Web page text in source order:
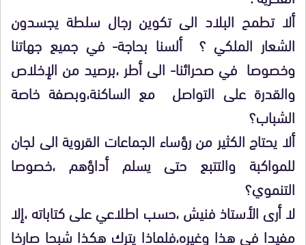
ألا تطمح البلاد الى تكوين رجال سلطة يجسدون
الشعار الملكي ؟ ألسنا بحاجة- في جميع جهاتنا
وخصوصا في صحرائنا- الى أطر ،برصيد من الإخلاص
والقدرة على التواصل مع الساكنة،وبصفة خاصة
الشباب؟
ألا يحتاج الكثير من رؤساء الجماعات القروية الى لجان
للمواكبة والتتبع حتى يسلم أداؤهم ،خصوصا
التنموي؟
لا أرى الأستاذ فنيش ،حسب اطلاعي على كتاباته ،إلا
مفيدا في هذا وغيره،فلماذا يترك هكذا شبحا صارخا